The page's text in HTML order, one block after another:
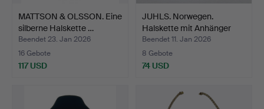
MATTSON & OLSSON. Eine
silberne Halskette …
Beendet 23. Jan 2026
16 Gebote
117 USD
JUHLS. Norwegen.
Halskette mit Anhänger
Es…
Beendet 11. Jan 2026
8 Gebote
74 USD